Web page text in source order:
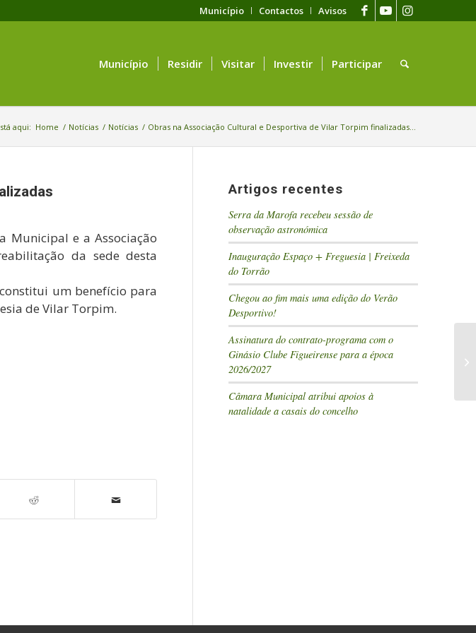
Município Contactos Avisos
Município Residir Visitar Investir Participar
aqui: Home / Notícias / Notícias / Obras na Associação Cultural e Desportiva de Vilar Torpim finalizadas...
Municipal e a Associação
da sede desta
um benefício para
de Vilar Torpim.
Artigos recentes
Serra da Marofa recebeu sessão de
observação astronómica
Inauguração Espaço + Freguesia | Freixeda
do Torrão
Chegou ao fim mais uma edição do Verão
Desportivo!
Assinatura do contrato-programa com o
Ginásio Clube Figueirense para a época
2026/2027
Câmara Municipal atribui apoios à
natalidade a casais do concelho